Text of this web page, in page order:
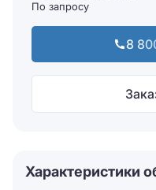
По запросу
8
Характеристики